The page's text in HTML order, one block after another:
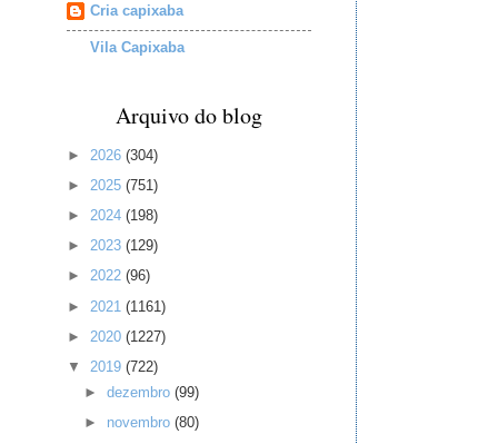
Cria capixaba
Vila Capixaba
Arquivo do blog
► 2026 (304)
► 2025 (751)
► 2024 (198)
► 2023 (129)
► 2022 (96)
► 2021 (1161)
► 2020 (1227)
▼ 2019 (722)
►dezembro(99)
► novembro(80)